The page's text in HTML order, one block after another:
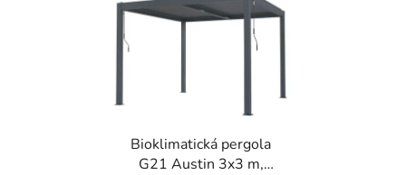
Bioklimatická pergola
G21 Austin 3x3 m,